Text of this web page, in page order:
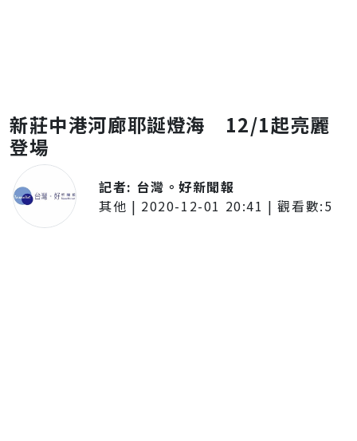
新莊中港河廊耶誕燈海 12/1起亮麗
登場
記者: 台灣。好新聞報
其他 | 2020-12-01 20:41 | 觀看數:5